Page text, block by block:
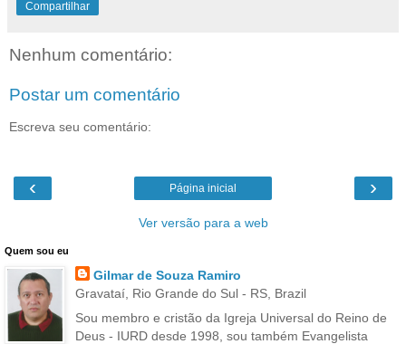
Compartilhar
Nenhum comentário:
Postar um comentário
Escreva seu comentário:
‹ ›
Página inicial
Ver versão para a web
Quem sou eu
Gilmar de Souza Ramiro
Gravataí, Rio Grande do Sul - RS, Brazil
Sou membro e cristão da Igreja Universal do Reino de
Deus - IURD desde 1998, sou também Evangelista